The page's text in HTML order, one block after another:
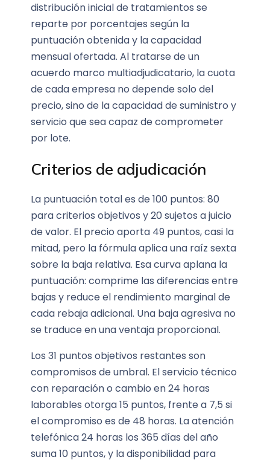
distribución inicial de tratamientos se
reparte por porcentajes según la
puntuación obtenida y la capacidad
mensual ofertada. Al tratarse de un
acuerdo marco multiadjudicatario, la cuota
de cada empresa no depende solo del
precio, sino de la capacidad de suministro y
servicio que sea capaz de comprometer
por lote.
Criterios de adjudicación
La puntuación total es de 100 puntos: 80
para criterios objetivos y 20 sujetos a juicio
de valor. El precio aporta 49 puntos, casi la
mitad, pero la fórmula aplica una raíz sexta
sobre la baja relativa. Esa curva aplana la
puntuación: comprime las diferencias entre
bajas y reduce el rendimiento marginal de
cada rebaja adicional. Una baja agresiva no
se traduce en una ventaja proporcional.
Los 31 puntos objetivos restantes son
compromisos de umbral. El servicio técnico
con reparación o cambio en 24 horas
laborables otorga 15 puntos, frente a 7,5 si
el compromiso es de 48 horas. La atención
telefónica 24 horas los 365 días del año
suma 10 puntos, y la disponibilidad para